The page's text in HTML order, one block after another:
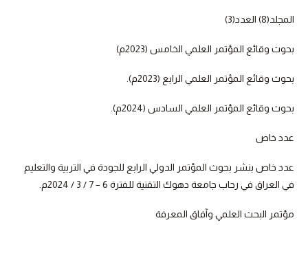
المجلد(8) العدد(3)
بحوث وقائع المؤتمر العلمي الخامس (2023م)
بحوث وقائع المؤتمر العلمي الرابع (2023م).
بحوث وقائع المؤتمر العلمي السادس (2024م).
عدد خاص
عدد خاص بنشر بحوث المؤتمر الدولي الرابع للجودة في التربية والتعليم
في العراق في رحاب جامعة دهوك التقنية للفترة 6 – 7 / 3 / 2024م.
مؤتمر البحث العلمي وآفاق المعرفة